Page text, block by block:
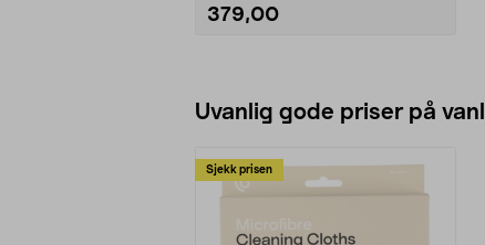
379,00
Uvanlig gode priser på
Sjekk prisen